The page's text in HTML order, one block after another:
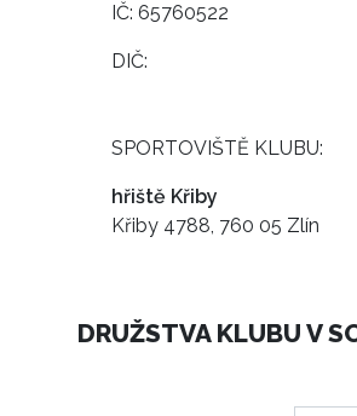
IČ: 65760522
DIČ:
SPORTOVIŠTĚ KLUBU:
hřiště Křiby
Křiby 4788, 760 05 Zlín
DRUŽSTVA KLUBU V